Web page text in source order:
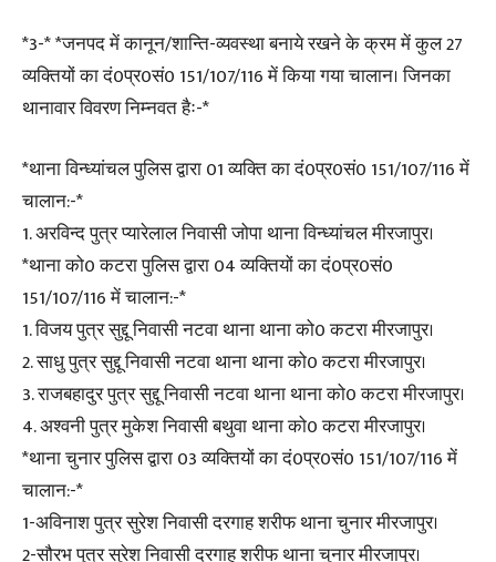
*3-* *जनपद में कानून/शान्ति-व्यवस्था बनाये रखने के क्रम में कुल 27
व्यक्तियों का दं0प्र0सं0 151/107/116 में किया गया चालान। जिनका
थानावार विवरण निम्नवत हैः-*
*थाना विन्ध्यांचल पुलिस द्वारा 01 व्यक्ति का दं0प्र0सं0 151/107/116 में
चालान:-*
1. अरविन्द पुत्र प्यारेलाल निवासी जोपा थाना विन्ध्यांचल मीरजापुर।
*थाना को0 कटरा पुलिस द्वारा 04 व्यक्तियों का दं0प्र0सं0
151/107/116 में चालान:-*
1. विजय पुत्र सुद्दू निवासी नटवा थाना थाना को0 कटरा मीरजापुर।
2. साधु पुत्र सुद्दू निवासी नटवा थाना थाना को0 कटरा मीरजापुर।
3. राजबहादुर पुत्र सुद्दू निवासी नटवा थाना थाना को0 कटरा मीरजापुर।
4. अश्वनी पुत्र मुकेश निवासी बथुवा थाना को0 कटरा मीरजापुर।
*थाना चुनार पुलिस द्वारा 03 व्यक्तियों का दं0प्र0सं0 151/107/116 में
चालान:-*
1-अविनाश पुत्र सुरेश निवासी दरगाह शरीफ थाना चुनार मीरजापुर।
2-सौरभ पुत्र सुरेश निवासी दरगाह शरीफ थाना चुनार मीरजापुर।